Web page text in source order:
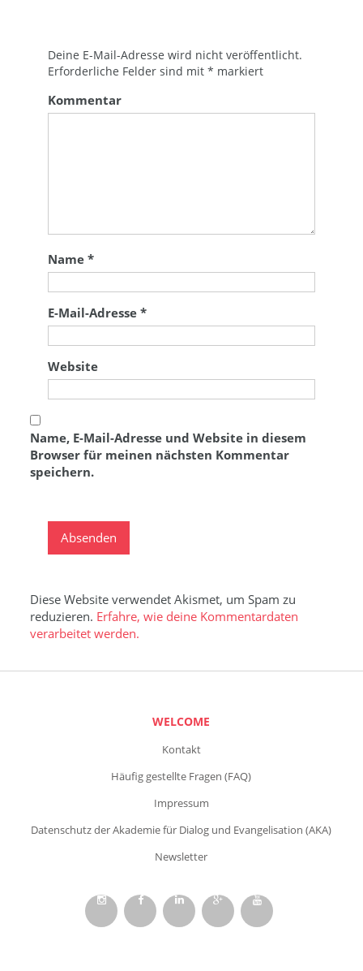
Deine E-Mail-Adresse wird nicht veröffentlicht.
Erforderliche Felder sind mit* markiert
Kommentar
Name*
E-Mail-Adresse*
Website
Name, E-Mail-Adresse und Website in diesem
Browser für meinen nächsten Kommentar
speichern.
Diese Website verwendet Akismet, um Spam zu
reduzieren. Erfahre, wie deine Kommentardaten
verarbeitet werden.
WELCOME
Kontakt
Häufig gestellte Fragen (FAQ)
Impressum
Datenschutz der Akademie für Dialog und Evangelisation (AKA)
Newsletter